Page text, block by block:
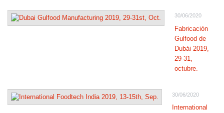
30/06/2020
Fabricación
Gulfood de
Dubái 2019,
29-31,
octubre.
30/06/2020
International